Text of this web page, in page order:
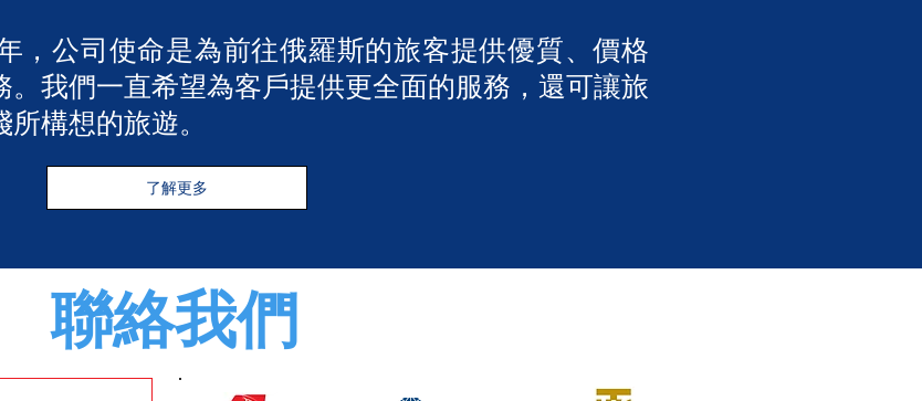
，公司使命是為前往俄羅斯的旅客提供優質、價格
我們一直希望為客戶提供更全面的服務，還可讓旅
構想的旅遊。
了解更多
聯絡我們